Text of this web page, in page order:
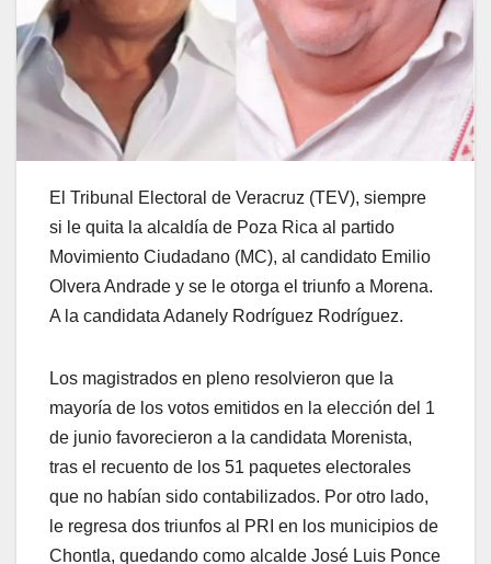
El Tribunal Electoral de Veracruz (TEV), siempre
si le quita la alcaldía de Poza Rica al partido
Movimiento Ciudadano (MC), al candidato Emilio
Olvera Andrade y se le otorga el triunfo a Morena.
A la candidata Adanely Rodríguez Rodríguez.
Los magistrados en pleno resolvieron que la
mayoría de los votos emitidos en la elección del 1
de junio favorecieron a la candidata Morenista,
tras el recuento de los 51 paquetes electorales
que no habían sido contabilizados. Por otro lado,
le regresa dos triunfos al PRI en los municipios de
Chontla, quedando como alcalde José Luis Ponce